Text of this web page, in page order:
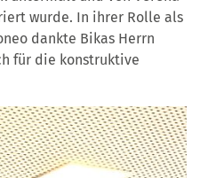
wurde. In ihrer Rolle als
dankte Bikas Herrn
für die konstruktive